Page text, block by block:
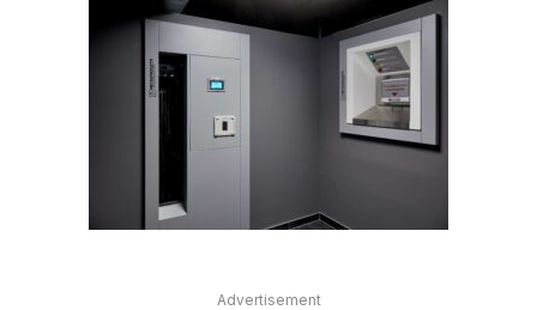
Advertisement